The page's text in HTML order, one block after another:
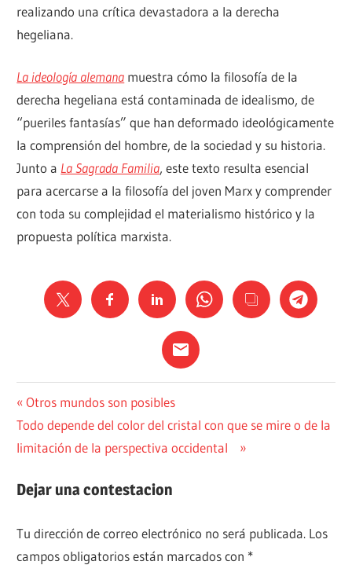
realizando una crítica devastadora a la derecha
hegeliana.
La ideología alemana muestra cómo la filosofía de la
derecha hegeliana está contaminada de idealismo, de
“pueriles fantasías” que han deformado ideológicamente
la comprensión del hombre, de la sociedad y su historia.
Junto a La Sagrada Familia, este texto resulta esencial
para acercarse a la filosofía del joven Marx y comprender
con toda su complejidad el materialismo histórico y la
propuesta política marxista.
FILOSOFÍA
POLÍTICA
Navegación
de
Entrada
anterior:
Otros mundos son posibles
Siguiente
entrada:
Todo depende del color del cristal con que se mire o de la
limitación de la perspectiva occidental
Dejar una contestacion
Tu dirección de correo electrónico no será publicada. Los
campos obligatorios están marcados con *